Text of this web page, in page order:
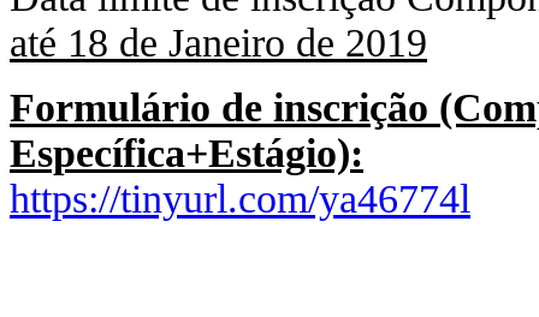
até 18 de Janeiro de 2019
Formulário de inscrição
Específica+Estágio):
https://tinyurl.com/ya46774l